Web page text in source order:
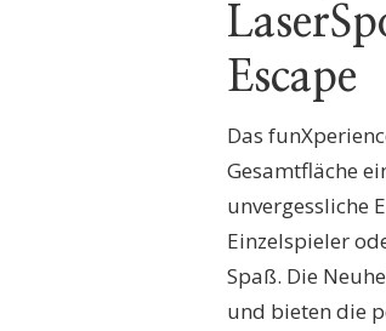
Escape
Das
Gesamtfläche
unvergessliche
Einzelspieler
Spaß. Die
und bieten die